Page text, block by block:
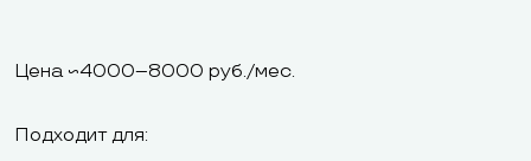
Цена ~4000–8000 руб./мес.
Подходит для: